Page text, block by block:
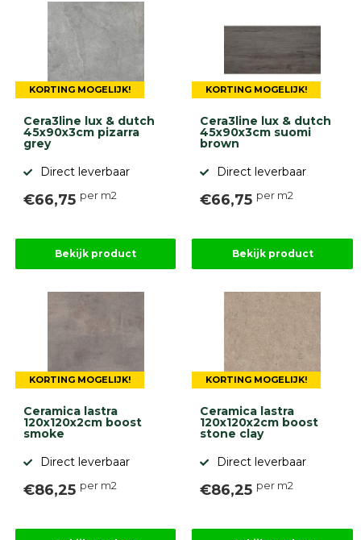
Trommelstenen
Wildverband
Muurelementen
Straatklinkers
Opsluitbanden
Palissades
Stapelblokken
Grind
zand
Afwatering
Beplantings
Aanbiedingen
tuinproject
(informatie)
Onlinebestrating.nl
9.1
KORTING MOGELIJK!
Cera3line lux & dutch
45x90x3cm pizarra
grey
Direct leverbaar
€66,75 per m2
Bekijk product
KORTING MOGELIJK!
Cera3line lux & dutch
45x90x3cm suomi
brown
Direct leverbaar
€66,75 per m2
Bekijk product
KORTING MOGELIJK!
Ceramica lastra
120x120x2cm boost
smoke
Direct leverbaar
€86,25 per m2
KORTING MOGELIJK!
Ceramica lastra
120x120x2cm boost
stone clay
Direct leverbaar
€86,25 per m2